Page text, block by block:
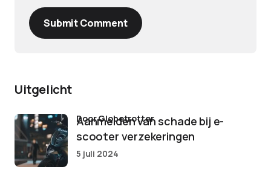
Submit Comment
Uitgelicht
Aanmelden van schade bij e-
scooter verzekeringen
door Globetrotter
5 juli 2024